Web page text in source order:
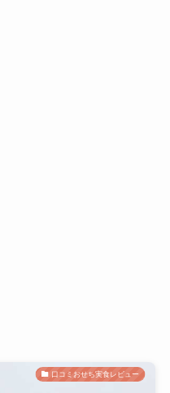
口コミおせち実食レビュー